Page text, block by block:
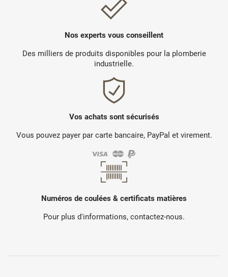
Nos experts vous conseillent
Des milliers de produits disponibles pour la plomberie
industrielle.
Vos achats sont sécurisés
Vous pouvez payer par carte bancaire, PayPal et virement.
Numéros de coulées & certificats matières
Pour plus d'informations, contactez-nous.